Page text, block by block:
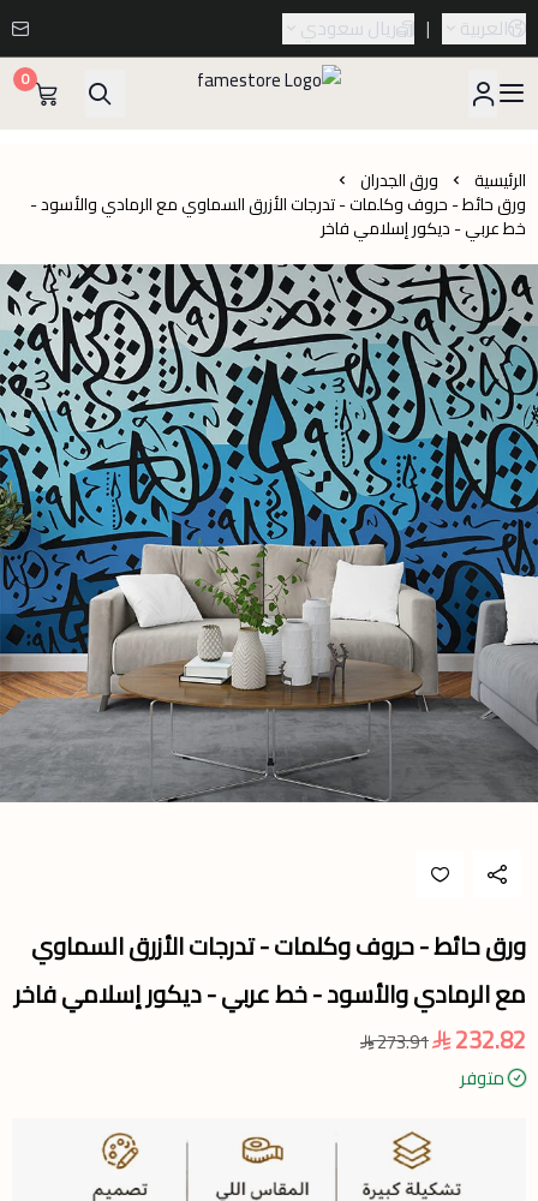
العربية | ريال سعودي
0
الرئيسية ورق الجدران
ورق حائط - حروف وكلمات - تدرجات الأزرق السماوي مع الرمادي والأسود -
خط عربي - ديكور إسلامي فاخر
ورق حائط - حروف وكلمات - تدرجات الأزرق السماوي
مع الرمادي والأسود - خط عربي - ديكور إسلامي فاخر
232.82
273.91
متوفر